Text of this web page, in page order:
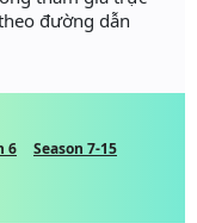
đường dẫn
6
Season 7-15